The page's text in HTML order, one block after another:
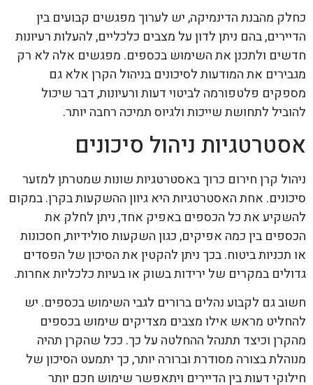
כחלק מהבנת הדינמיקה, יש לערוך מפגשים קבועים בין
הדיירים, בהם ניתן לדון על מצבים כלכליים, להעלות רעיונות
חדשים ולתכנן את השימוש בכספים. מפגשים אלה לא רק
מגבירים את המודעות לסיכונים בניהול הקרן אלא גם
מספקים פלטפורמה לביטוי דעות ורעיונות, דבר שיכול
להוביל לתחושת שייכות ולגיוס תמיכה רחבה יותר.
אסטרטגיות ניהול סיכונים
ניהול קרן חירום כרוך באסטרטגיות שונות שמטרתן למזער
סיכונים. אחת האסטרטגיות היא גיוון ההשקעות בקרן. במקום
להשקיע את כל הכספים באפיק אחד, ניתן לחלק את
הכספים בין כמה אפיקים, כגון השקעות סולידיות, חסכונות
או תכניות ביטוח. בכך ניתן להקטין את הסיכון של הפסדים
גדולים במקרים של ירידות בשוק או בעיות כלכליות אחרות.
חשוב גם לקבוע נהלים ברורים לגבי השימוש בכספים. יש
להחליט מראש אילו מצבים מצדיקים שימוש בכספים
מהקרן וכיצד תתנהל ההחלטה על כך. ככל שהקרן תהיה
מנוהלת בצורה מסודרת וברורה יותר, כך יתמעט הסיכון של
חילוקי דעות בין הדיירים ויתאפשר שימוש חכם יותר